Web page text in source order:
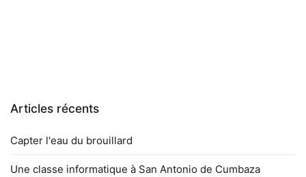
Articles récents
Capter l'eau du brouillard
Une classe informatique à San Antonio de Cumbaza